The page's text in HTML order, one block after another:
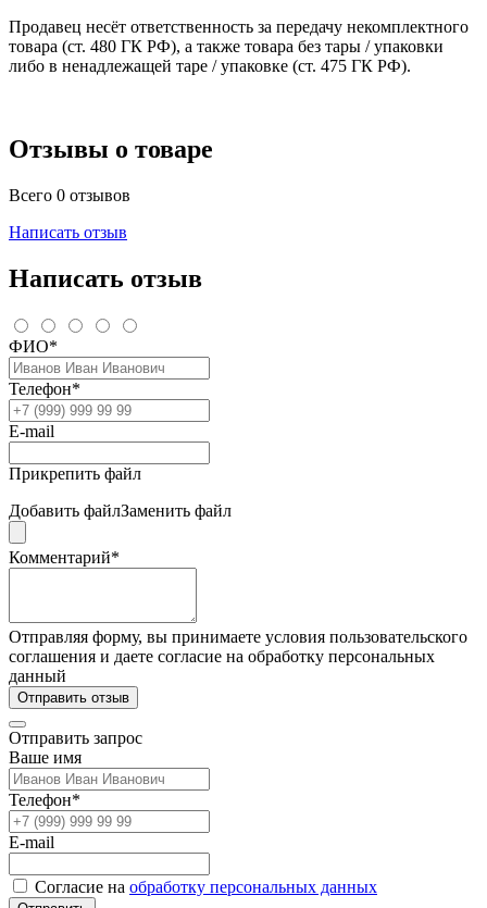
Продавец несёт ответственность за передачу некомплектного
товара (ст. 480 ГК РФ), а также товара без тары / упаковки
либо в ненадлежащей таре / упаковке (ст. 475 ГК РФ).
Отзывы о товаре
Всего 0 отзывов
Написать отзыв
Написать отзыв
ФИО*
Телефон*
E-mail
Прикрепить файл
Добавить файлЗаменить файл
Комментарий*
Отправляя форму, вы принимаете условия пользовательского
соглашения и даете согласие на обработку персональных
данный
Отправить отзыв
Отправить запрос
Ваше имя
Телефон*
E-mail
Согласие на обработку персональных данных